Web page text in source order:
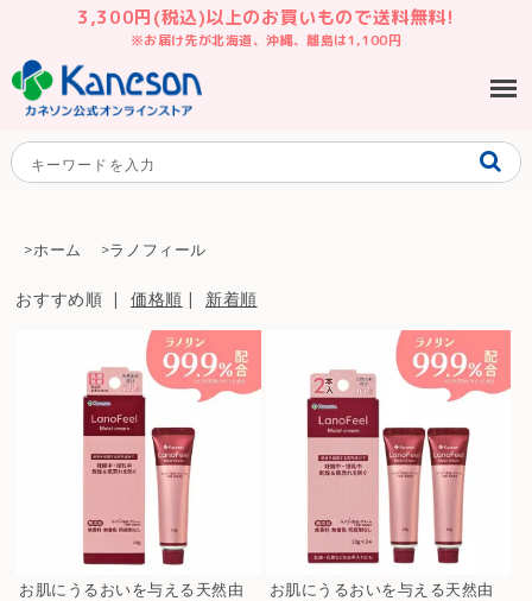
3,300円(税込)以上のお買いもので送料無料!
※お届け先が北海道、沖縄、離島は1,100円
>ホーム >ラノフィール
おすすめ順 |価格順 | 新着順
お肌にうるおいを与える天然由
お肌にうるおいを与える天然由